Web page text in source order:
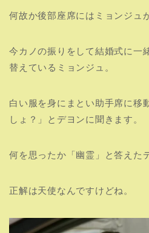
何故か後部座席にはミョンジュ
今カノの振りをして結婚式に一
替えているミョンジュ。
白い服を身にまとい助手席に移
しょ？」とデヨンに聞きます。
何を思ったか「幽霊」と答えた
正解は天使なんですけどね。